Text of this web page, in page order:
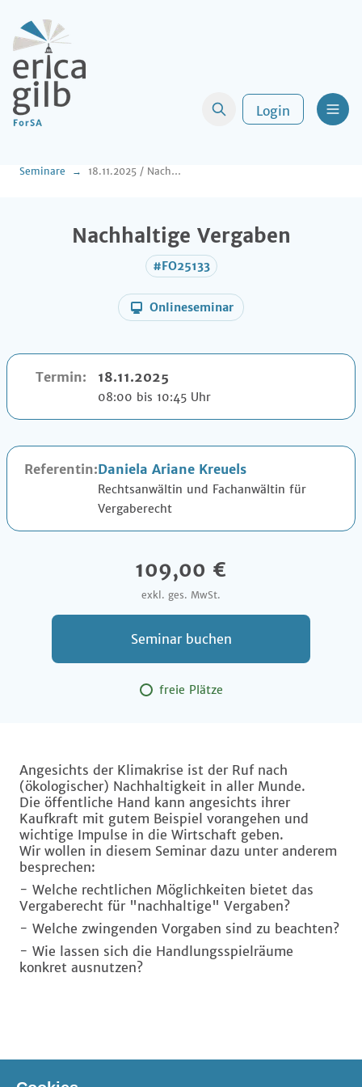
Login
Seminare 18.11.2025 / Nachhaltige Vergaben
Nachhaltige Vergaben
#FO25133
Onlineseminar
Termin: 18.11.2025
08:00 bis 10:45 Uhr
Referentin:Daniela Ariane Kreuels
Rechtsanwältin und Fachanwältin für
Vergaberecht
109,00 €
exkl. ges. MwSt.
Seminar buchen
freie Plätze
Angesichts der Klimakrise ist der Ruf nach
(ökologischer) Nachhaltigkeit in aller Munde.
Die öffentliche Hand kann angesichts ihrer
Kaufkraft mit gutem Beispiel vorangehen und
wichtige Impulse in die Wirtschaft geben.
Wir wollen in diesem Seminar dazu unter anderem
besprechen:
- Welche rechtlichen Möglichkeiten bietet das
Vergaberecht für "nachhaltige" Vergaben?
- Welche zwingenden Vorgaben sind zu beachten?
- Wie lassen sich die Handlungsspielräume
konkret ausnutzen?